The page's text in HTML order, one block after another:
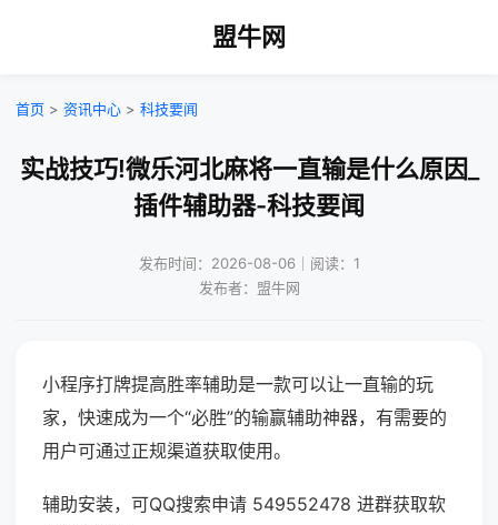
盟牛网
首页 > 资讯中心 > 科技要闻
实战技巧!微乐河北麻将一直输是什么原因_
插件辅助器-科技要闻
发布时间：2026-08-06｜阅读：1
发布者：盟牛网
小程序打牌提高胜率辅助是一款可以让一直输的玩
家，快速成为一个“必胜”的输赢辅助神器，有需要的
用户可通过正规渠道获取使用。
辅助安装，可QQ搜索申请 549552478 进群获取软